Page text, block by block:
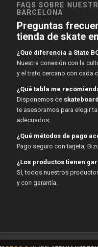
FAQS SOBRE
BARCELONA
Preguntas
tienda de skate
¿Qué diferencia a State
Nuestra conexión con la
y el trato cercano con cada
¿Qué tabla me
Disponemos de
te asesoramos para elegir
adecuados.
¿Qué métodos de pago
Pago seguro con tarjeta,
¿Los productos tienen
Sí, todos nuestros
y con garantía.
© Copyright - State BCN - 2026